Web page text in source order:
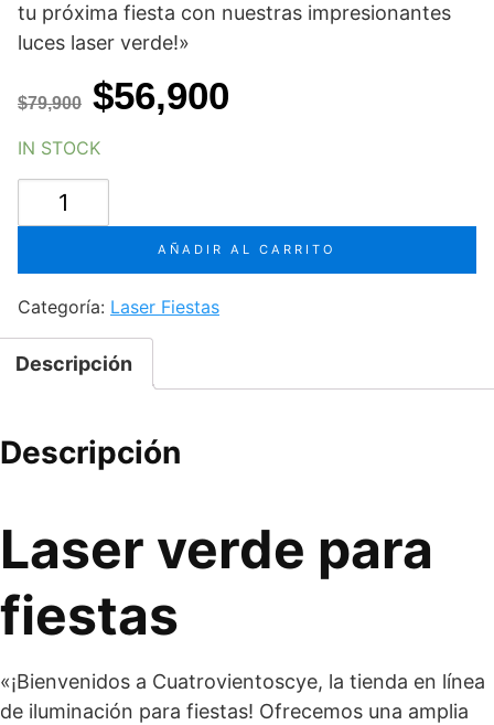
tu próxima fiesta con nuestras impresionantes
luces laser verde!»
$79,900 El
precio
original
era:
$79,900.
$56,900
es:
$56,900.
IN STOCK
LASER
VERDE
fiestas
100mW
cantidad
AÑADIR AL CARRITO
Categoría: Laser Fiestas
Descripción
Descripción
Laser verde para
fiestas
«¡Bienvenidos a Cuatrovientoscye, la tienda en línea
de iluminación para fiestas! Ofrecemos una amplia